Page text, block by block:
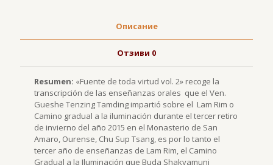
Описание
Отзиви 0
Resumen: «Fuente de toda virtud vol. 2» recoge la
transcripción de las enseñanzas orales que el Ven.
Gueshe Tenzing Tamding impartió sobre el Lam Rim o
Camino gradual a la iluminación durante el tercer retiro
de invierno del año 2015 en el Monasterio de San
Amaro, Ourense, Chu Sup Tsang, es por lo tanto el
tercer año de enseñanzas de Lam Rim, el Camino
Gradual a la Iluminación que Buda Shakyamuni